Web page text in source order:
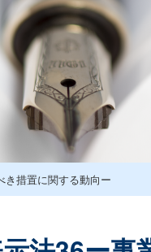
き措置に関する動向ー